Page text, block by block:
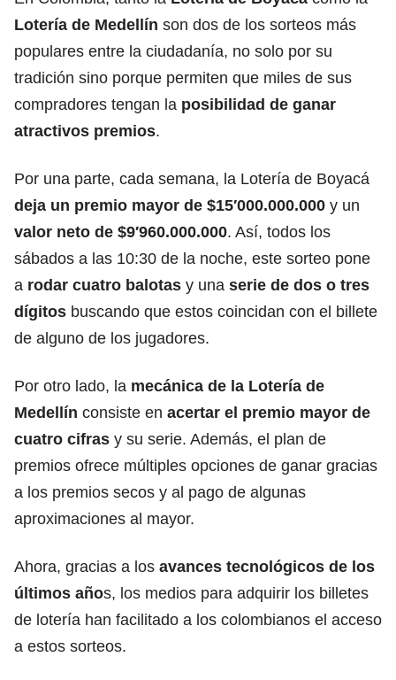
Lotería de Medellín son dos de los sorteos más
populares entre la ciudadanía, no solo por su
tradición sino porque permiten que miles de sus
compradores tengan la posibilidad de ganar
atractivos premios.
Por una parte, cada semana, la Lotería de Boyacá
deja un premio mayor de $15′000.000.000 y un
valor neto de $9′960.000.000. Así, todos los
sábados a las 10:30 de la noche, este sorteo pone
a rodar cuatro balotas y una serie de dos o tres
dígitos buscando que estos coincidan con el billete
de alguno de los jugadores.
Por otro lado, la mecánica de la Lotería de
Medellín consiste en acertar el premio mayor de
cuatro cifras y su serie. Además, el plan de
premios ofrece múltiples opciones de ganar gracias
a los premios secos y al pago de algunas
aproximaciones al mayor.
Ahora, gracias a los avances tecnológicos de los
últimos años, los medios para adquirir los billetes
de lotería han facilitado a los colombianos el acceso
a estos sorteos.